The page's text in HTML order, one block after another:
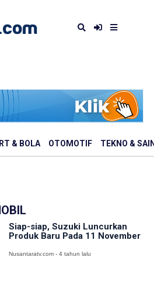
& BOLA OTOMOTIF TEKNO &
Siap-siap, Suzuki Luncurkan
Produk Baru Pada 11 November
Nusantaratv.com - 4 tahun lalu